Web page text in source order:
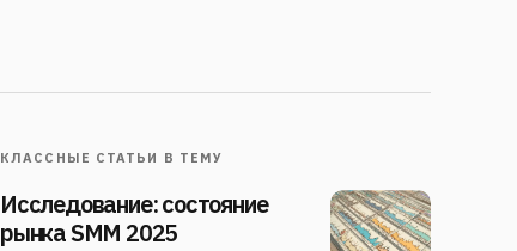
КЛАССНЫЕ СТАТЬИ В ТЕМУ
Исследование: состояние
рынка SMM 2025